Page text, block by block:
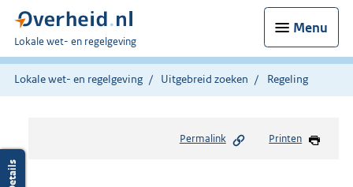
Menu
U
bent
hier:
Lokale wet- en regelgeving
Lokale wet- en regelgeving Uitgebreid zoeken Regeling
Permalink Printen